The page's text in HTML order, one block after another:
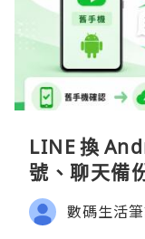
LINE換
號、聊天備
數碼生活